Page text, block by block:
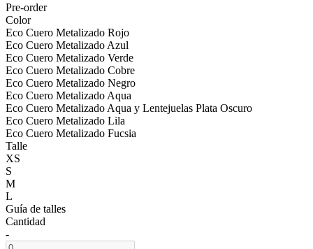
Pre-order
Color
Eco Cuero Metalizado Rojo
Eco Cuero Metalizado Azul
Eco Cuero Metalizado Verde
Eco Cuero Metalizado Cobre
Eco Cuero Metalizado Negro
Eco Cuero Metalizado Aqua
Eco Cuero Metalizado Aqua y Lentejuelas Plata Oscuro
Eco Cuero Metalizado Lila
Eco Cuero Metalizado Fucsia
Talle
XS
S
M
L
Guía de talles
Cantidad
-